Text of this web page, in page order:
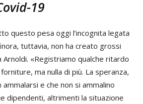
19
questo pesa oggi l’incognita legata
tuttavia, non ha creato grossi
Arnoldi. «Registriamo qualche ritardo
ma nulla di più. La speranza,
e che non si ammalino
dipendenti, altrimenti la situazione